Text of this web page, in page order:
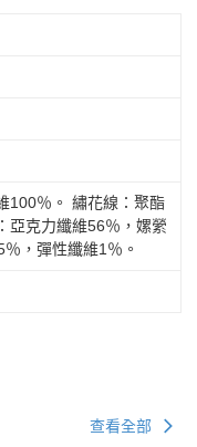
100％。 繡花線：聚酯
亞克力纖維56％，嫘縈
，彈性纖維1％。
查看全部